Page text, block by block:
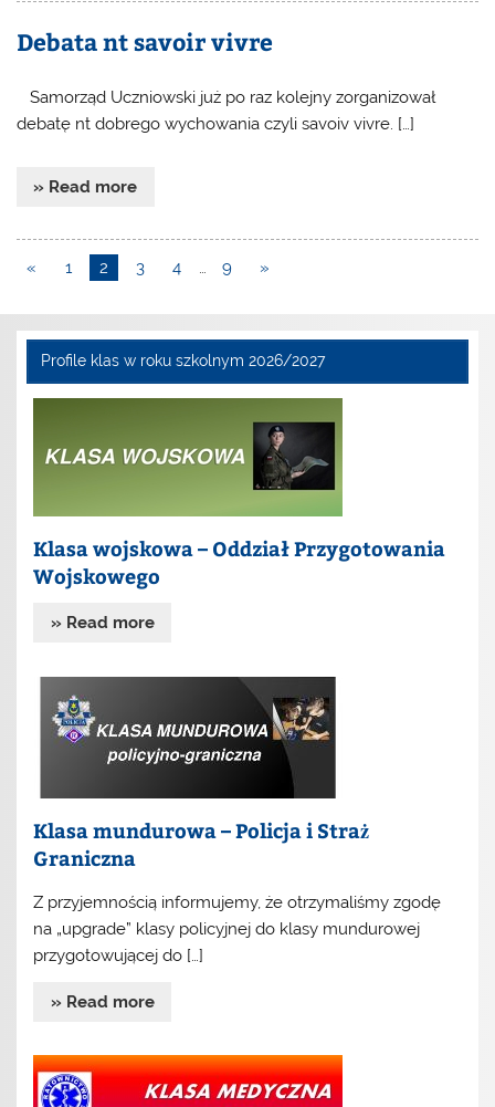
Debata nt savoir vivre
Samorząd Uczniowski już po raz kolejny zorganizował
debatę nt dobrego wychowania czyli savoiv vivre. […]
» Read more
« 1 2 3 4 … 9 »
Profile klas w roku szkolnym 2026/2027
Klasa wojskowa – Oddział Przygotowania
Wojskowego
» Read more
Klasa mundurowa – Policja i Straż
Graniczna
Z przyjemnością informujemy, że otrzymaliśmy zgodę
na „upgrade” klasy policyjnej do klasy mundurowej
przygotowującej do […]
» Read more